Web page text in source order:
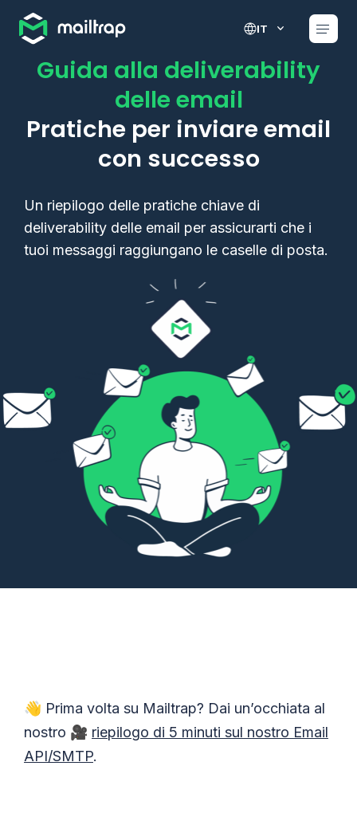
IT
Guida alla deliverability
delle email
Pratiche per inviare email
con successo
Un riepilogo delle pratiche chiave di
deliverability delle email per assicurarti che i
tuoi messaggi raggiungano le caselle di posta.
👋 Prima volta su Mailtrap? Dai un’occhiata al
nostro 🎥 riepilogo di 5 minuti sul nostro Email
API/SMTP.